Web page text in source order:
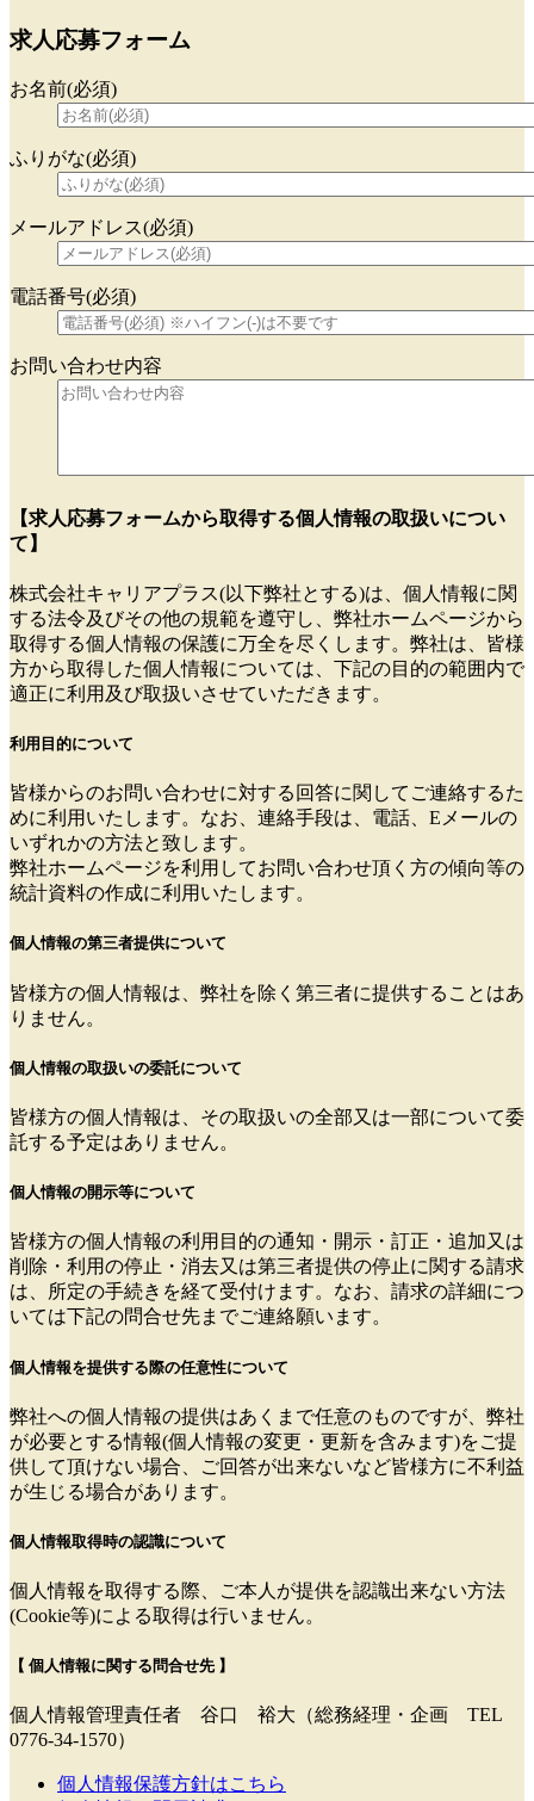
求人応募フォーム
お名前(必須)
ふりがな(必須)
メールアドレス(必須)
電話番号(必須)
お問い合わせ内容
【求人応募フォームから取得する個人情報の取扱いについ
て】
株式会社キャリアプラス(以下弊社とする)は、個人情報に関
する法令及びその他の規範を遵守し、弊社ホームページから
取得する個人情報の保護に万全を尽くします。弊社は、皆様
方から取得した個人情報については、下記の目的の範囲内で
適正に利用及び取扱いさせていただきます。
利用目的について
皆様からのお問い合わせに対する回答に関してご連絡するた
めに利用いたします。なお、連絡手段は、電話、Eメールの
いずれかの方法と致します。
弊社ホームページを利用してお問い合わせ頂く方の傾向等の
統計資料の作成に利用いたします。
個人情報の第三者提供について
皆様方の個人情報は、弊社を除く第三者に提供することはあ
りません。
個人情報の取扱いの委託について
皆様方の個人情報は、その取扱いの全部又は一部について委
託する予定はありません。
個人情報の開示等について
皆様方の個人情報の利用目的の通知・開示・訂正・追加又は
削除・利用の停止・消去又は第三者提供の停止に関する請求
は、所定の手続きを経て受付けます。なお、請求の詳細につ
いては下記の問合せ先までご連絡願います。
個人情報を提供する際の任意性について
弊社への個人情報の提供はあくまで任意のものですが、弊社
が必要とする情報(個人情報の変更・更新を含みます)をご提
供して頂けない場合、ご回答が出来ないなど皆様方に不利益
が生じる場合があります。
個人情報取得時の認識について
個人情報を取得する際、ご本人が提供を認識出来ない方法
(Cookie等)による取得は行いません。
【 個人情報に関する問合せ先 】
個人情報管理責任者 谷口 裕大（総務経理・企画 TEL
0776-34-1570）
個人情報保護方針はこちら